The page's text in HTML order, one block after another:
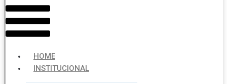
HOME
INSTITUCIONAL